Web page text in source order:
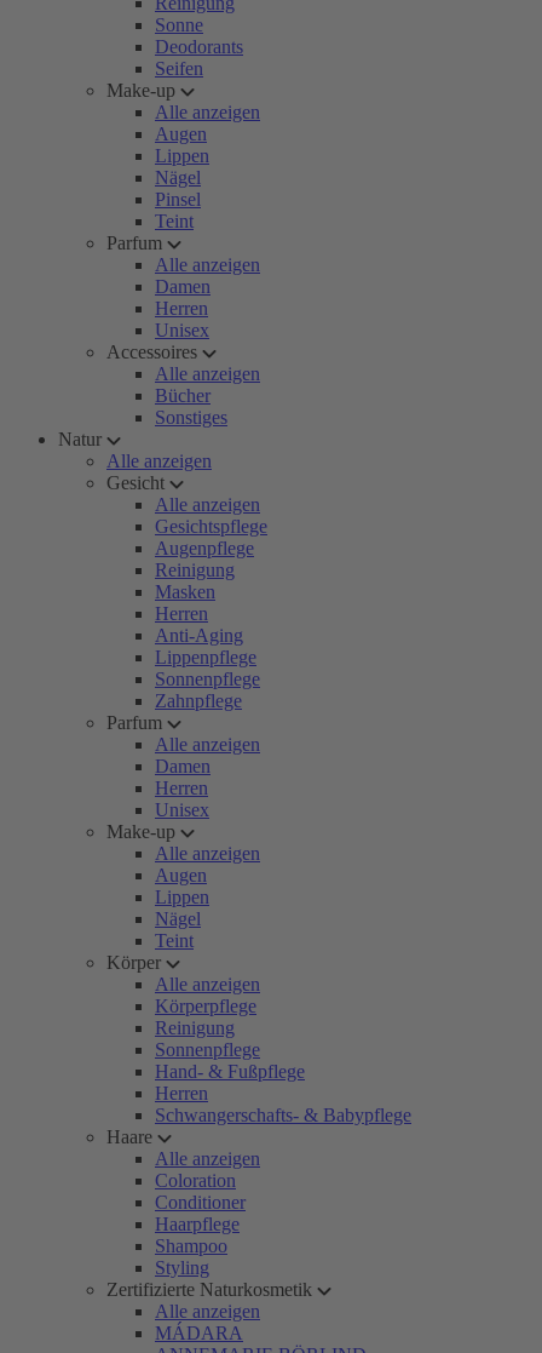
Sonne
Deodorants
Seifen
Make-up
Alle anzeigen
Augen
Lippen
Nägel
Pinsel
Teint
Parfum
Alle anzeigen
Damen
Herren
Unisex
Accessoires
Alle anzeigen
Bücher
Sonstiges
Natur
Alle anzeigen
Gesicht
Alle anzeigen
Gesichtspflege
Augenpflege
Reinigung
Masken
Herren
Anti-Aging
Lippenpflege
Sonnenpflege
Zahnpflege
Parfum
Alle anzeigen
Damen
Herren
Unisex
Make-up
Alle anzeigen
Augen
Lippen
Nägel
Teint
Körper
Alle anzeigen
Körperpflege
Reinigung
Sonnenpflege
Hand- & Fußpflege
Herren
Schwangerschafts- & Babypflege
Haare
Alle anzeigen
Coloration
Conditioner
Haarpflege
Shampoo
Styling
Zertifizierte Naturkosmetik
Alle anzeigen
MÁDARA